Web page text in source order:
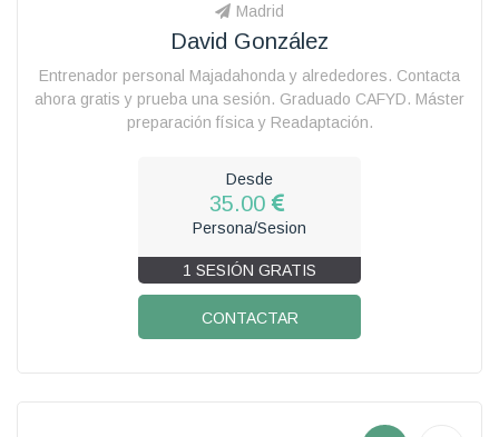
Madrid
David González
Entrenador personal Majadahonda y alrededores. Contacta
ahora gratis y prueba una sesión. Graduado CAFYD. Máster
preparación física y Readaptación.
Desde
35.00
Persona/Sesion
1 SESIÓN GRATIS
CONTACTAR